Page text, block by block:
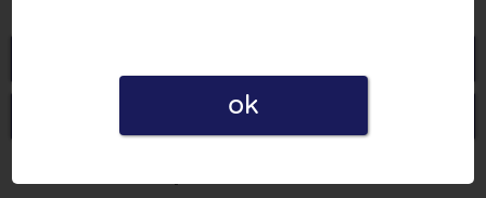
Escrever uma opinião
ok